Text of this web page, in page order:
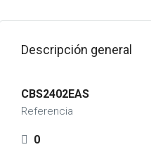
Descripción general
CBS2402EAS
Referencia
0